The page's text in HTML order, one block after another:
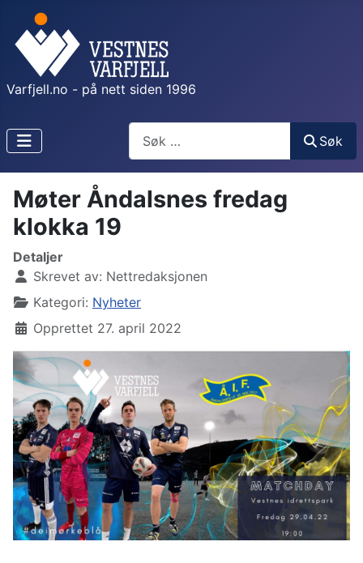
Varfjell.no - på nett siden 1996
Søk
Møter Åndalsnes fredag
klokka 19
Detaljer
Skrevet av: Nettredaksjonen
Kategori: Nyheter
Opprettet 27. april 2022